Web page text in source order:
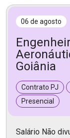
06 de agosto
Goiânia
Contrato PJ
Presencial
Salário Não